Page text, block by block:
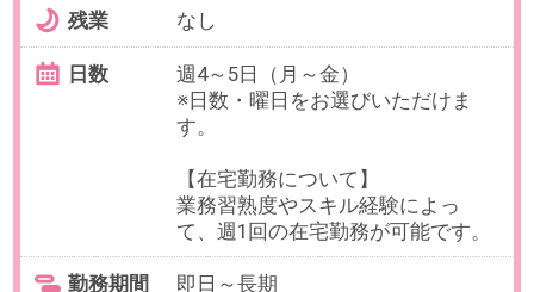
当社スタッフも活躍中！
【在宅・リモート相談ください】
ご家庭のご事情での在宅相談にも
理解があります（月2～4回ほどの
即日～長期
即日～長期
時給2,000円 （通勤手当相当額含
必要経験
【必須】仕訳、経費精算の経験
【歓迎】決算業務補助